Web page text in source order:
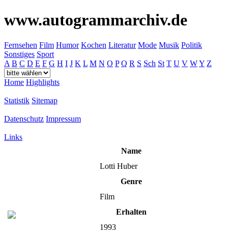
www.autogrammarchiv.de
Fernsehen Film Humor Kochen Literatur Mode Musik Politik
Sonstiges Sport
A B C D E F G H I J K L M N O P Q R S Sch St T U V WY Z
Home Highlights
Statistik Sitemap
Datenschutz Impressum
Links
Name
Lotti Huber
Genre
Film
Erhalten
1993